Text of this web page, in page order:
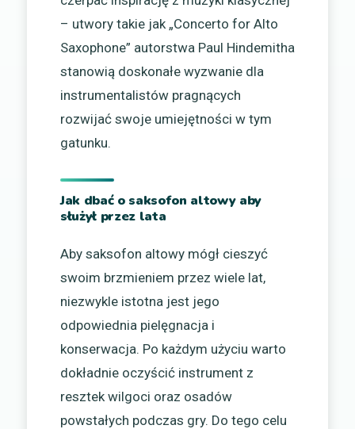
– utwory takie jak „Concerto for Alto
Saxophone” autorstwa Paul Hindemitha
stanowią doskonałe wyzwanie dla
instrumentalistów pragnących
rozwijać swoje umiejętności w tym
gatunku.
Jak dbać o saksofon altowy aby
służył przez lata
Aby saksofon altowy mógł cieszyć
swoim brzmieniem przez wiele lat,
niezwykle istotna jest jego
odpowiednia pielęgnacja i
konserwacja. Po każdym użyciu warto
dokładnie oczyścić instrument z
resztek wilgoci oraz osadów
powstałych podczas gry. Do tego celu